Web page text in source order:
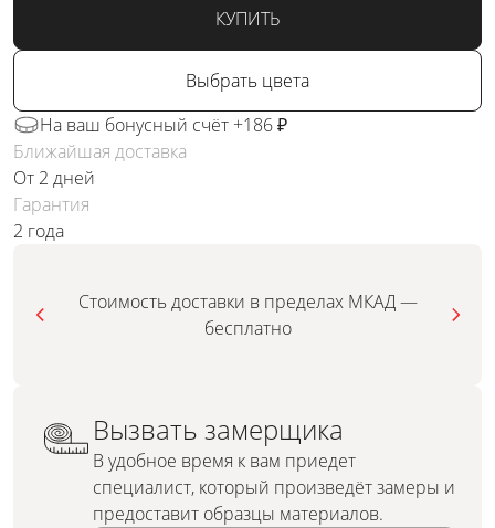
КУПИТЬ
Выбрать цвета
На ваш бонусный счёт +186 ₽
Ближайшая доставка
От 2 дней
Гарантия
2 года
Стоимость доставки в пределах МКАД —
бесплатно
Вызвать замерщика
В удобное время к вам приедет
специалист, который произведёт замеры и
предоставит образцы материалов.